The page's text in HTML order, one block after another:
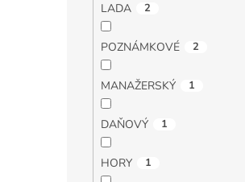
LADA 2
POZNÁMKOVÉ 2
MANAŽERSKÝ 1
DAŇOVÝ 1
HORY 1